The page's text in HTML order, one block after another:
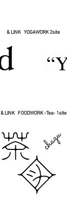
& LINK YOGAWORK 2site
& LINK FOODWORK -Tea- 1site